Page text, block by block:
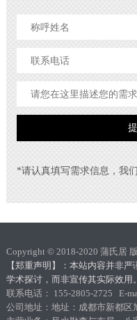
*请认真填写需求信息，我
Copyright © 2018-2020 蒲氏居
【郑重声明】：本站内容并非
学术探讨，而非宣传其实际效用
联系电话： 155-2805-2725 E-
公司地址：地址：成都市新都区